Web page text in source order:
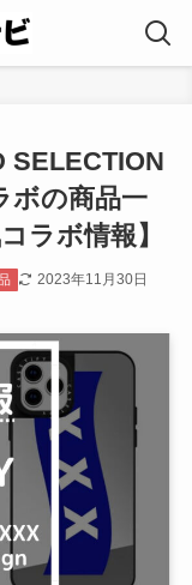
SELECTION
の商品一
ラボ情報】
2023年11月30日